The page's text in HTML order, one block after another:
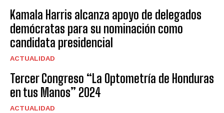
Kamala Harris alcanza apoyo de delegados
demócratas para su nominación como
candidata presidencial
ACTUALIDAD
Tercer Congreso “La Optometría de Honduras
en tus Manos” 2024
ACTUALIDAD